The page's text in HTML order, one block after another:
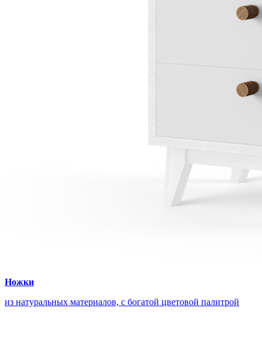
Ножки
из натуральных материалов, с богатой цветовой палитрой